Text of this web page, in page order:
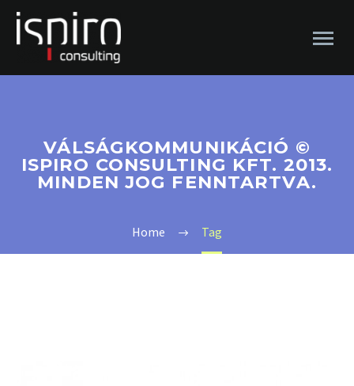
VÁLSÁGKOMMUNIKÁCIÓ ©
ISPIRO CONSULTING KFT. 2013.
MINDEN JOG FENNTARTVA.
Home Tag